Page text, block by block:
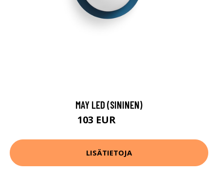
MAY LED (SININEN)
103 EUR
LISÄTIETOJA